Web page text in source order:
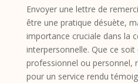
Envoyer une lettre de
être une pratique désuète,
importance cruciale dans la
interpersonnelle. Que ce soit
professionnel ou personnel,
pour un service rendu